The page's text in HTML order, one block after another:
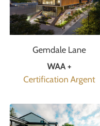
Gemdale Lane
WAA +
Certification Argent